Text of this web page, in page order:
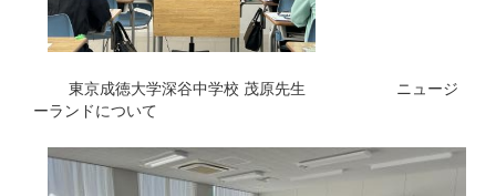
東京成徳大学深谷中学校 茂原先生 ニュージ
ーランドについて